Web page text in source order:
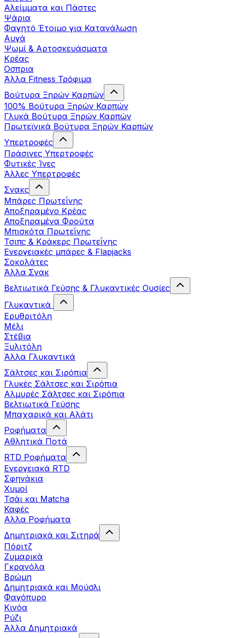
Αλείμματα και Πάστες
Ψάρια
Φαγητό Έτοιμο για Κατανάλωση
Αυγά
Ψωμί & Αρτοσκευάσματα
Κρέας
Οσπρια
Άλλα Fitness Τρόφιμα
Βούτυρα Ξηρών Καρπών
100% Βούτυρα Ξηρών Καρπών
Γλυκά Βούτυρα Ξηρών Καρπών
Πρωτεϊνικά Βούτυρα Ξηρών Καρπών
Υπερτροφές
Πράσινες Υπερτροφές
Φυτικές Ίνες
Άλλες Υπερτροφές
Σνακς
Μπάρες Πρωτεΐνης
Αποξηραμένο Κρέας
Αποξηραμένα Φρούτα
Μπισκότα Πρωτεΐνης
Τσιπς & Kράκερς Πρωτεΐνης
Ενεργειακές μπάρες & Flapjacks
Σοκολάτες
Άλλα Σνακ
Βελτιωτικά Γεύσης & Γλυκαντικές Ουσίες
Γλυκαντικά
Ερυθριτόλη
Μέλι
Στέβια
Ξυλιτόλη
Άλλα Γλυκαντικά
Σάλτσες και Σιρόπια
Γλυκές Σάλτσες και Σιρόπια
Αλμυρές Σάλτσες και Σιρόπια
Bελτιωτικά Γεύσης
Μπαχαρικά και Αλάτι
Ροφήματα
Αθλητικά Ποτά
RTD Ροφήματα
Ενεργειακά RTD
Σφηνάκια
Χυμοί
Τσάι και Matcha
Καφές
Αλλα Ροφήματα
Δημητριακά και Σιτηρά
Πόριτζ
Ζυμαρικά
Γκρανόλα
Βρώμη
Δημητριακά και Μούσλι
Φαγόπυρο
Κινόα
Ρύζι
Άλλα Δημητριακά